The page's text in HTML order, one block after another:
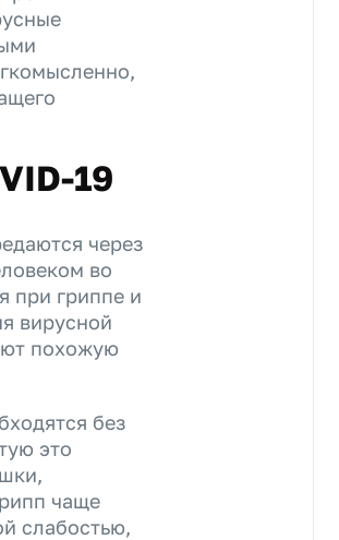
19
через
во
при гриппе и
вирусной
похожую
без
это
чаще
слабостью,